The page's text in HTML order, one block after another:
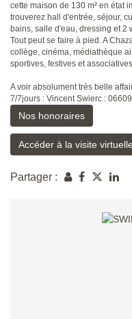
cette maison de 130 m² en état
trouverez hall d'entrée, séjour,
bains, salle d'eau, dressing et 2
Tout peut se faire à pied. A
collège, cinéma, médiathèque
sportives, festives et
A voir absolument très belle
7/7jours : Vincent Swierc :
Nos honoraires
Accéder à la visite virtuelle
Partager :